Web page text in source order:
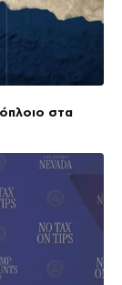
στα